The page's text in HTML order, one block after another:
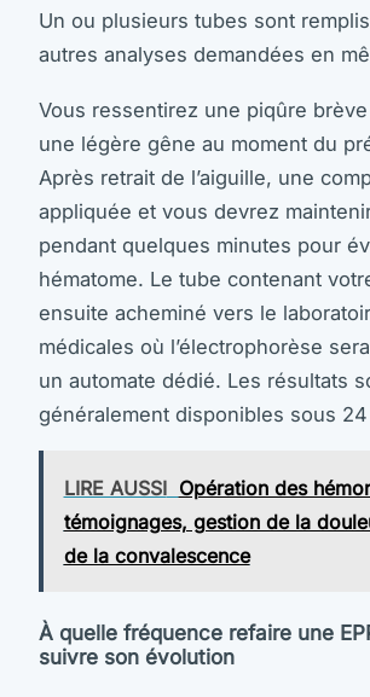
Un ou plusieurs tubes sont
autres analyses demandées en
Vous ressentirez une piqûre
une légère gêne au moment du
Après retrait de l’aiguille, une
appliquée et vous devrez
pendant quelques minutes pour
hématome. Le tube contenant
ensuite acheminé vers le
médicales où l’électrophorèse
un automate dédié. Les résultats
généralement disponibles sous
LIRE AUSSI Opération des
témoignages, gestion de la
de la convalescence
À quelle fréquence refaire une
suivre son évolution